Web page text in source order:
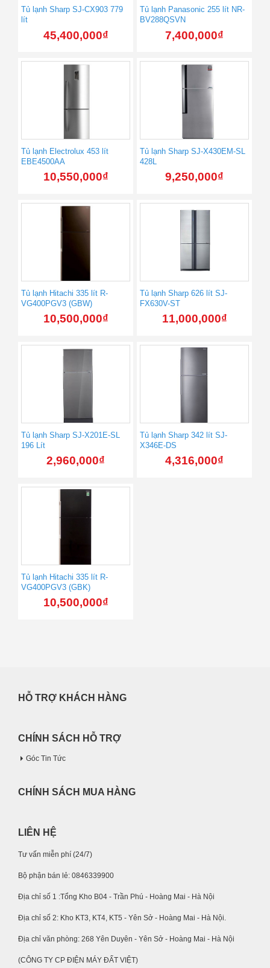
Tủ lạnh Sharp SJ-CX903 779
lít
45,400,000₫
Tủ lạnh Panasonic 255 lít NR-
BV288QSVN
7,400,000₫
Tủ lạnh Electrolux 453 lít
EBE4500AA
10,550,000₫
Tủ lạnh Sharp SJ-X430EM-SL
428L
9,250,000₫
Tủ lạnh Hitachi 335 lít R-
VG400PGV3 (GBW)
10,500,000₫
Tủ lạnh Sharp 626 lít SJ-
FX630V-ST
11,000,000₫
Tủ lạnh Sharp SJ-X201E-SL
196 Lít
2,960,000₫
Tủ lạnh Sharp 342 lít SJ-
X346E-DS
4,316,000₫
Tủ lạnh Hitachi 335 lít R-
VG400PGV3 (GBK)
10,500,000₫
HỖ TRỢ KHÁCH HÀNG
CHÍNH SÁCH HỖ TRỢ
Góc Tin Tức
CHÍNH SÁCH MUA HÀNG
LIÊN HỆ
Tư vấn miễn phí (24/7)
Bộ phận bán lẻ: 0846339900
Địa chỉ số 1 :Tổng Kho B04 - Trần Phú - Hoàng Mai - Hà Nội
Địa chỉ số 2: Kho KT3, KT4, KT5 - Yên Sở - Hoàng Mai - Hà Nội.
Địa chỉ văn phòng: 268 Yên Duyên - Yên Sở - Hoàng Mai - Hà Nội
(CÔNG TY CP ĐIỆN MÁY ĐẤT VIỆT)